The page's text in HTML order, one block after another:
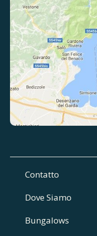
Contatto
Dove Siamo
Bungalows